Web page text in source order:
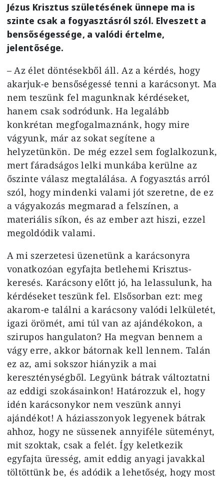
Jézus Krisztus születésének ünnepe ma is
szinte csak a fogyasztásról szól. Elveszett a
bensőségessége, a valódi értelme,
jelentősége.
– Az élet döntésekből áll. Az a kérdés, hogy
akarjuk-e bensőségessé tenni a karácsonyt. Ma
nem teszünk fel magunknak kérdéseket,
hanem csak sodródunk. Ha legalább
konkrétan megfogalmaznánk, hogy mire
vágyunk, már az sokat segítene a
helyzetünkön. De még ezzel sem foglalkozunk,
mert fáradságos lelki munkába kerülne az
őszinte válasz megtalálása. A fogyasztás arról
szól, hogy mindenki valami jót szeretne, de ez
a vágyakozás megmarad a felszínen, a
materiális síkon, és az ember azt hiszi, ezzel
megoldódik valami.
A mi szerzetesi üzenetünk a karácsonyra
vonatkozóan egyfajta betlehemi Krisztus-
keresés. Karácsony előtt jó, ha lelassulunk, ha
kérdéseket teszünk fel. Elsősorban ezt: meg
akarom-e találni a karácsony valódi lelkületét,
igazi örömét, ami túl van az ajándékokon, a
szirupos hangulaton? Ha megvan bennem a
vágy erre, akkor bátornak kell lennem. Talán
ez az, ami sokszor hiányzik a mai
kereszténységből. Legyünk bátrak változtatni
az eddigi szokásainkon! Határozzuk el, hogy
idén karácsonykor nem veszünk annyi
ajándékot! A háziasszonyok legyenek bátrak
ahhoz, hogy ne süssenek annyiféle süteményt,
mit szoktak, csak a felét. Így keletkezik
egyfajta üresség, amit eddig anyagi javakkal
töltöttünk be, és adódik a lehetőség, hogy most